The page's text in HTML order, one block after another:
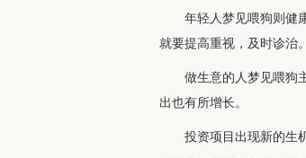
年轻人梦见喂狗则健
就要提高重视，及时诊治。
做生意的人梦见喂狗
出也有所增长。
投资项目出现新的生